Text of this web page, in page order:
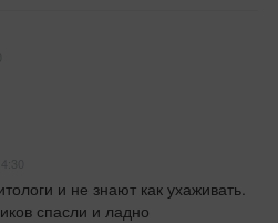
и не знают как ухаживать.
спасли и ладно